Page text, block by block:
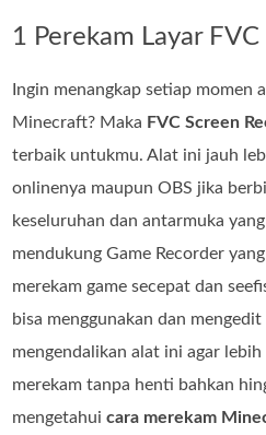
1 Perekam Layar FVC
Ingin menangkap setiap momen
Minecraft? Maka FVC Screen
terbaik untukmu. Alat ini jauh
onlinenya maupun OBS jika
keseluruhan dan antarmuka
mendukung Game Recorder
merekam game secepat dan
bisa menggunakan dan
mengendalikan alat ini agar
merekam tanpa henti bahkan
mengetahuicara merekam